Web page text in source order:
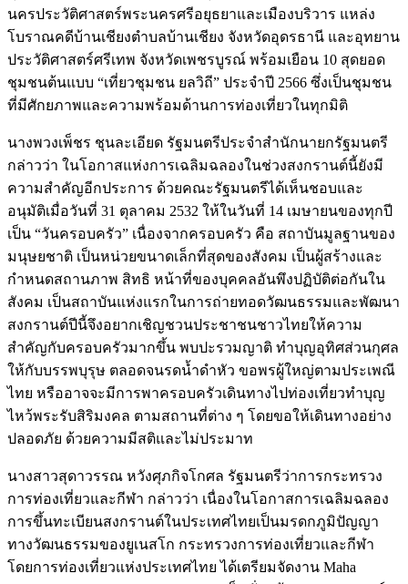
นครประวัติศาสตร์พระนครศรีอยุธยาและเมืองบริวาร แหล่ง
โบราณคดีบ้านเชียงตำบลบ้านเชียง จังหวัดอุดรธานี และอุทยาน
ประวัติศาสตร์ศรีเทพ จังหวัดเพชรบูรณ์ พร้อมเยือน 10 สุดยอด
ชุมชนต้นแบบ “เที่ยวชุมชน ยลวิถี” ประจำปี 2566 ซึ่งเป็นชุมชน
ที่มีศักยภาพและความพร้อมด้านการท่องเที่ยวในทุกมิติ
นางพวงเพ็ชร ชุนละเอียด รัฐมนตรีประจำสำนักนายกรัฐมนตรี
กล่าวว่า ในโอกาสแห่งการเฉลิมฉลองในช่วงสงกรานต์นี้ยังมี
ความสำคัญอีกประการ ด้วยคณะรัฐมนตรีได้เห็นชอบและ
อนุมัติเมื่อวันที่ 31 ตุลาคม 2532 ให้ในวันที่ 14 เมษายนของทุกปี
เป็น “วันครอบครัว” เนื่องจากครอบครัว คือ สถาบันมูลฐานของ
มนุษยชาติ เป็นหน่วยขนาดเล็กที่สุดของสังคม เป็นผู้สร้างและ
กำหนดสถานภาพ สิทธิ หน้าที่ของบุคคลอันพึงปฏิบัติต่อกันใน
สังคม เป็นสถาบันแห่งแรกในการถ่ายทอดวัฒนธรรมและพัฒนา
สงกรานต์ปีนี้จึงอยากเชิญชวนประชาชนชาวไทยให้ความ
สำคัญกับครอบครัวมากขึ้น พบปะรวมญาติ ทำบุญอุทิศส่วนกุศล
ให้กับบรรพบุรุษ ตลอดจนรดน้ำดำหัว ขอพรผู้ใหญ่ตามประเพณี
ไทย หรืออาจจะมีการพาครอบครัวเดินทางไปท่องเที่ยวทำบุญ
ไหว้พระรับสิริมงคล ตามสถานที่ต่าง ๆ โดยขอให้เดินทางอย่าง
ปลอดภัย ด้วยความมีสติและไม่ประมาท
นางสาวสุดาวรรณ หวังศุภกิจโกศล รัฐมนตรีว่าการกระทรวง
การท่องเที่ยวและกีฬา กล่าวว่า เนื่องในโอกาสการเฉลิมฉลอง
การขึ้นทะเบียนสงกรานต์ในประเทศไทยเป็นมรดกภูมิปัญญา
ทางวัฒนธรรมของยูเนสโก กระทรวงการท่องเที่ยวและกีฬา
โดยการท่องเที่ยวแห่งประเทศไทย ได้เตรียมจัดงาน Maha